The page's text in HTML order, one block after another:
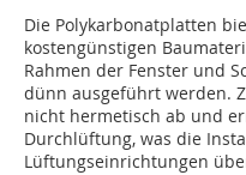
Die Polykarbonatplatten
kostengünstigen
Rahmen der Fenster und
dünn ausgeführt werden.
nicht hermetisch ab und
Durchlüftung, was die
Lüftungseinrichtungen